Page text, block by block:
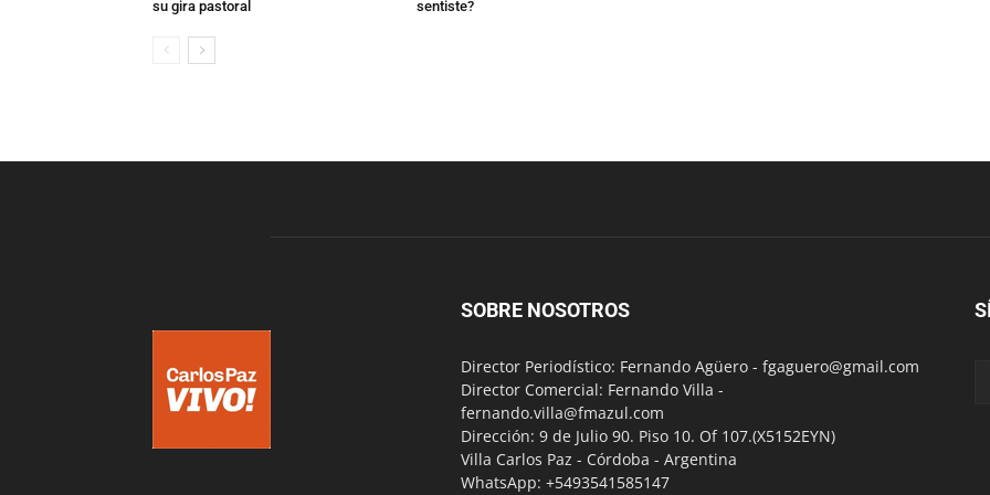
su gira pastoral
sentiste?
SOBRE NOSOTROS
Director Periodístico: Fernando Agüero - fgaguero@gmail.com
Director Comercial: Fernando Villa -
fernando.villa@fmazul.com
Dirección: 9 de Julio 90. Piso 10. Of 107.(X5152EYN)
Villa Carlos Paz - Córdoba - Argentina
WhatsApp: +5493541585147